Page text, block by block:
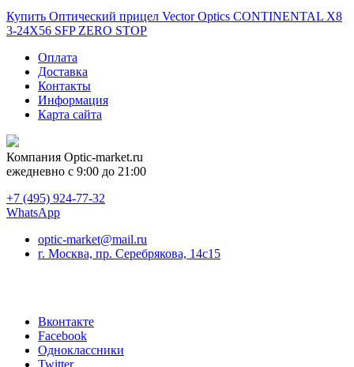
Купить Оптический прицел Vector Optics CONTINENTAL X8
3-24X56 SFP ZERO STOP
Оплата
Доставка
Контакты
Информация
Карта сайта
Компания Optic-market.ru
ежедневно с 9:00 до 21:00
+7 (495) 924-77-32
WhatsApp
optic-market@mail.ru
г. Москва, пр. Серебрякова, 14с15
Вконтакте
Facebook
Одноклассники
Twitter